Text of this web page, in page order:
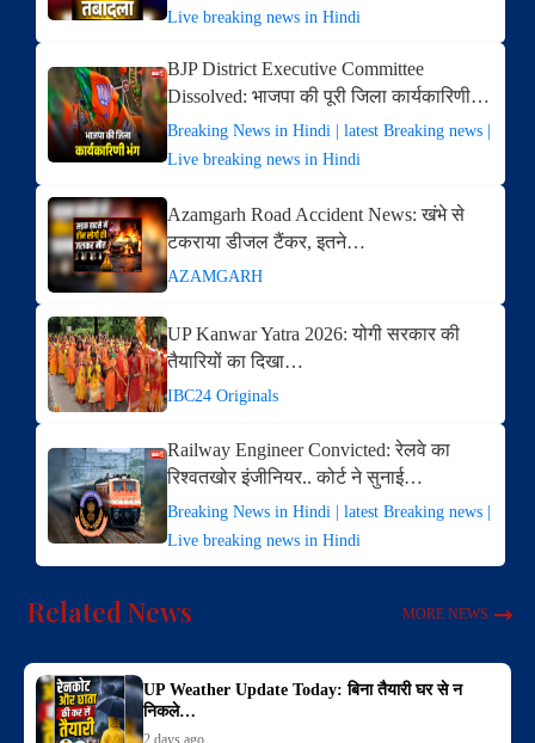
Live breaking news in Hindi
BJP District Executive Committee
Dissolved: भाजपा की पूरी जिला कार्यकारिणी…
Breaking News in Hindi | latest Breaking news |
Live breaking news in Hindi
Azamgarh Road Accident News: खंभे से
टकराया डीजल टैंकर, इतने…
AZAMGARH
UP Kanwar Yatra 2026: योगी सरकार की
तैयारियों का दिखा…
IBC24 Originals
Railway Engineer Convicted: रेलवे का
रिश्वतखोर इंजीनियर.. कोर्ट ने सुनाई…
Breaking News in Hindi | latest Breaking news |
Live breaking news in Hindi
Related News MORE NEWS
UP Weather Update Today: बिना तैयारी घर से न
निकले…